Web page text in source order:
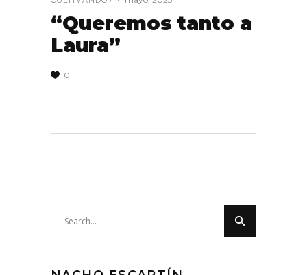
“Queremos tanto a
Laura”
0